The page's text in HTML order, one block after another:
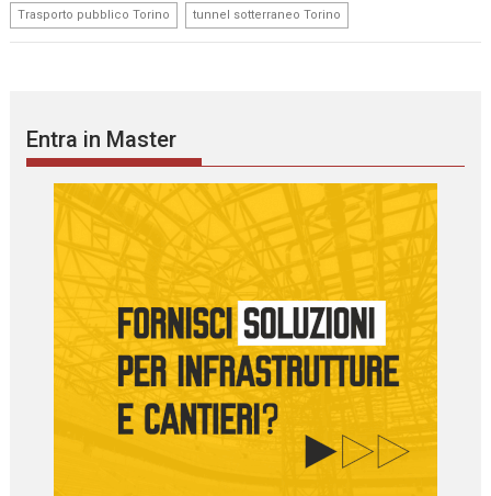
Trasporto pubblico Torino tunnel sotterraneo Torino
Entra in Master